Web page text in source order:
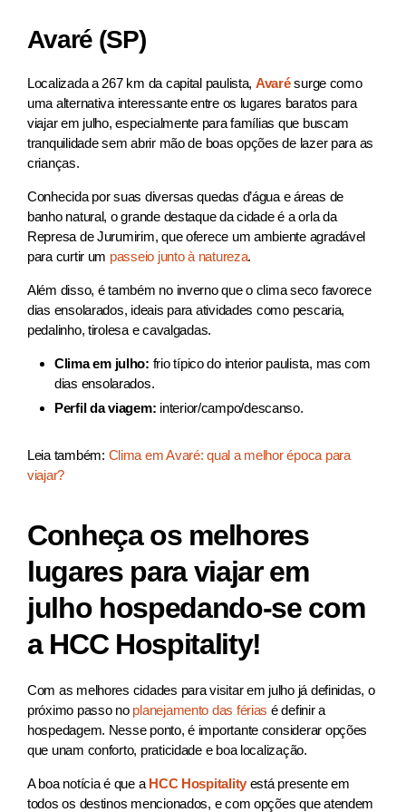
Avaré (SP)
Localizada a 267 km da capital paulista, Avarésurge como
uma alternativa interessante entre os lugares baratos para
viajar em julho, especialmente para famílias que buscam
tranquilidade sem abrir mão de boas opções de lazer para as
crianças.
Conhecida por suas diversas quedas d’água e áreas de
banho natural, o grande destaque da cidade é a orla da
Represa de Jurumirim, que oferece um ambiente agradável
para curtir um passeio junto à natureza.
Além disso, é também no inverno que o clima seco favorece
dias ensolarados, ideais para atividades como pescaria,
pedalinho, tirolesa e cavalgadas.
Clima em julho: frio típico do interior paulista, mas com
dias ensolarados.
Perfil da viagem: interior/campo/descanso.
Leia também: Clima em Avaré: qual a melhor época para
viajar?
Conheça os melhores
lugares para viajar em
julho hospedando-se com
a HCC Hospitality!
Com as melhores cidades para visitar em julho já definidas, o
próximo passo no planejamento das férias é definir a
hospedagem. Nesse ponto, é importante considerar opções
que unam conforto, praticidade e boa localização.
A boa notícia é que a HCC Hospitality está presente em
todos os destinos mencionados, e com opções que atendem